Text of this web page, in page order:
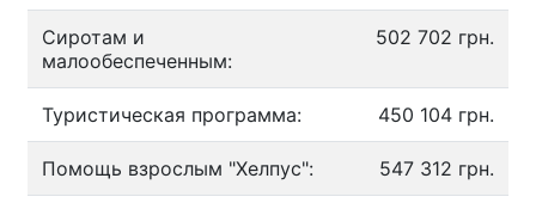
Сиротам и
малообеспеченным:
502 702 грн.
Туристическая программа: 450 104 грн.
Помощь взрослым "Хелпус": 547 312 грн.